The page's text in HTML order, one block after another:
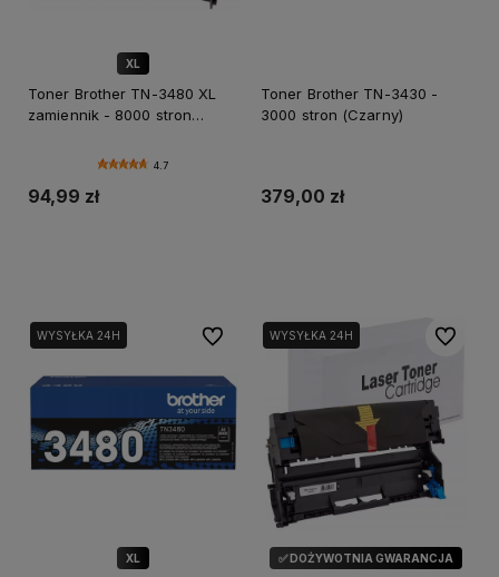
XL
Toner Brother TN-3480 XL
zamiennik - 8000 stron
4.7
94,99 zł
Toner Brother TN-3430 -
3000 stron (Czarny)
379,00 zł
XL
WYSYŁKA 24H Do ulubionych
✅ DOŻYWOTNIA GWARANCJA
WYSYŁKA 24H Do